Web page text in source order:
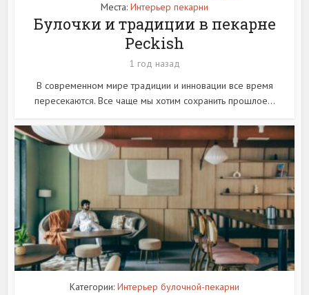
Места: Интерьер пекарни
Булочки и традиции в пекарне
Peckish
1 год назад
В современном мире традиции и инновации все время
пересекаются. Все чаще мы хотим сохранить прошлое...
Категории: Интерьер булочной-пекарни